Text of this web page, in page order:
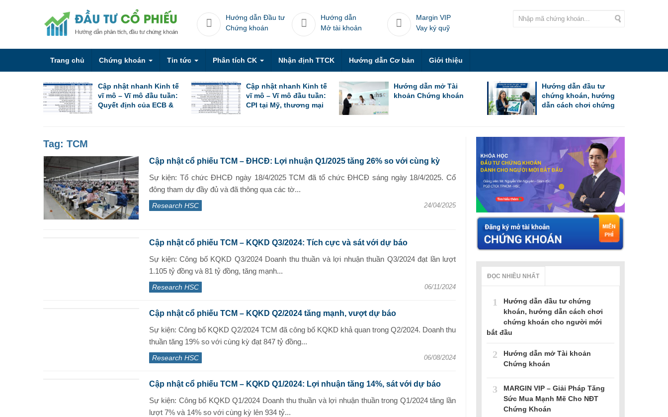
Hướng dẫn Đầu tư
Chứng khoán
Hướng dẫn
Mở tài khoản
Margin VIP
Vay ký quỹ
Trang chủ Chứng khoán Tin tức Phân tích CK Nhận định TTCK Hướng dẫn Cơ bản Giới thiệu
Cập nhật nhanh Kinh tế
vĩ mô – Vĩ mô đầu tuần:
Quyết định của ECB &
Cập nhật nhanh Kinh tế
vĩ mô – Vĩ mô đầu tuần:
CPI tại Mỹ, thương mại
Hướng dẫn mở Tài
khoản Chứng khoán
Hướng dẫn đầu tư
chứng khoán, hướng
dẫn cách chơi chứng
Tag: TCM
Cập nhật cổ phiếu TCM – ĐHCĐ: Lợi nhuận Q1/2025 tăng 26% so với cùng kỳ
Sự kiện: Tổ chức ĐHCĐ ngày 18/4/2025 TCM đã tổ chức ĐHCĐ sáng ngày 18/4/2025. Cổ
đông tham dự đầy đủ và đã thông qua các tờ...
Research HSC 24/04/2025
Cập nhật cổ phiếu TCM – KQKD Q3/2024: Tích cực và sát với dự báo
Sự kiện: Công bố KQKD Q3/2024 Doanh thu thuần và lợi nhuận thuần Q3/2024 đạt lần lượt
1.105 tỷ đồng và 81 tỷ đồng, tăng mạnh...
Research HSC 06/11/2024
Cập nhật cổ phiếu TCM – KQKD Q2/2024 tăng mạnh, vượt dự báo
Sự kiện: Công bố KQKD Q2/2024 TCM đã công bố KQKD khả quan trong Q2/2024. Doanh thu
thuần tăng 19% so với cùng kỳ đạt 847 tỷ đồng...
Research HSC 06/08/2024
Cập nhật cổ phiếu TCM – KQKD Q1/2024: Lợi nhuận tăng 14%, sát với dự báo
Sự kiện: Công bố KQKD Q1/2024 Doanh thu thuần và lợi nhuận thuần trong Q1/2024 tăng lần
lượt 7% và 14% so với cùng kỳ lên 934 tỷ...
ĐỌC NHIỀU NHẤT
1
Hướng dẫn đầu tư chứng
khoán, hướng dẫn cách chơi
chứng khoán cho người mới
bắt đầu
2
Hướng dẫn mở Tài khoản
Chứng khoán
3
MARGIN VIP – Giải Pháp Tăng
Sức Mua Mạnh Mẽ Cho NĐT
Chứng Khoán